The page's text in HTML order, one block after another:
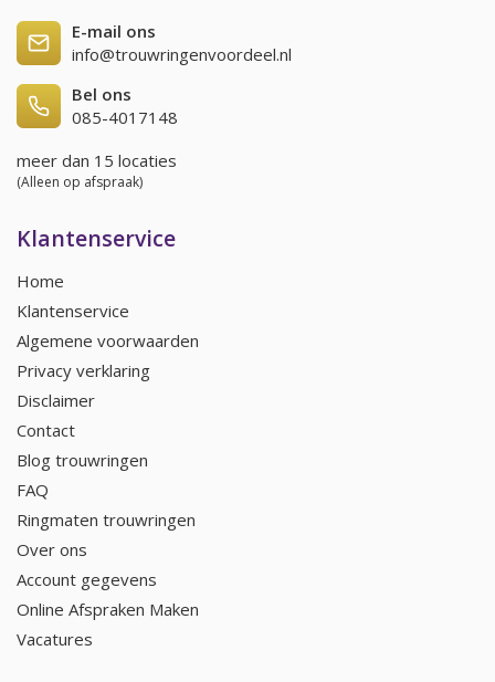
E-mail ons
info@trouwringenvoordeel.nl
Bel ons
085-4017148
meer dan 15 locaties
(Alleen op afspraak)
Klantenservice
Home
Klantenservice
Algemene voorwaarden
Privacy verklaring
Disclaimer
Contact
Blog trouwringen
FAQ
Ringmaten trouwringen
Over ons
Account gegevens
Online Afspraken Maken
Vacatures